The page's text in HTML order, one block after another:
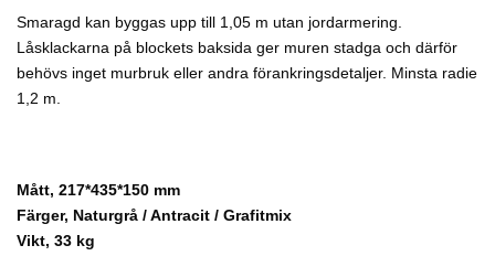
Smaragd kan byggas upp till 1,05 m utan jordarmering.
Låsklackarna på blockets baksida ger muren stadga och därför
behövs inget murbruk eller andra förankringsdetaljer. Minsta radie
1,2 m.
Mått, 217*435*150 mm
Färger, Naturgrå / Antracit / Grafitmix
Vikt, 33 kg